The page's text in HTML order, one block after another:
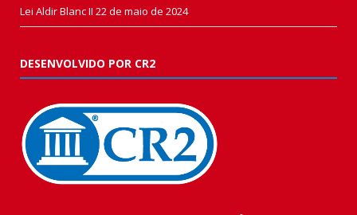
Lei Aldir Blanc II 22 de maio de 2024
DESENVOLVIDO POR CR2